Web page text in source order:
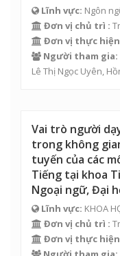
Lĩnh vực: Ngôn
Đơn vị chủ trì :
Đơn vị thực
Người tham gia:
Lê Thị Ngọc Uyên,
Vai trò người
trong không
tuyến của các
Tiếng tại khoa
Ngoại ngữ, Đại
Lĩnh vực: KHOA
Đơn vị chủ trì :
Đơn vị thực